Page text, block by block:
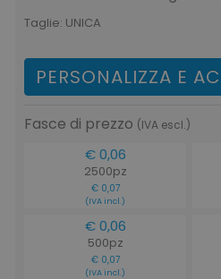
Taglie: UNICA
PERSONALIZZA E
Fasce di prezzo (IVA escl.)
€ 0,06
2500pz
€ 0,07
(IVA incl.)
€ 0,06
500pz
€ 0,07
(IVA incl.)
subito a personalizzare i tuoi